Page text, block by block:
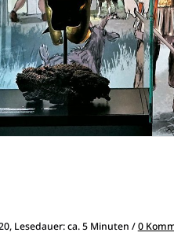
Lesedauer: ca. 5 Minuten /0